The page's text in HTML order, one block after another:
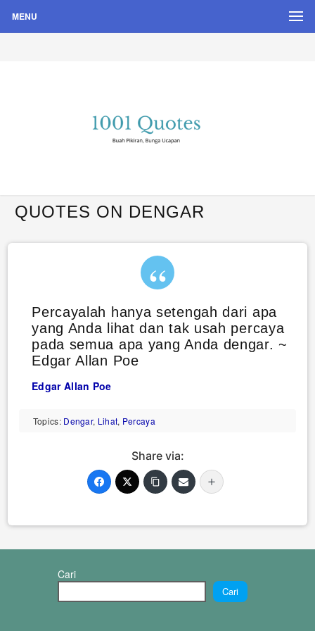
MENU
Quote Hari Puisi
QUOTES ON DENGAR
Percayalah hanya setengah dari apa
yang Anda lihat dan tak usah percaya
pada semua apa yang Anda dengar. ~
Edgar Allan Poe
Edgar Allan Poe
Topics: Dengar, Lihat, Percaya
Share via:
Cari
Cari